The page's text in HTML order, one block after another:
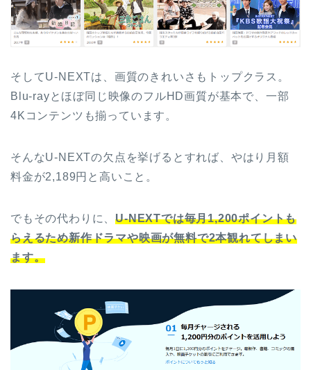
そしてU-NEXTは、画質のきれいさもトップクラス。
Blu-rayとほぼ同じ映像のフルHD画質が基本で、一部
4Kコンテンツも揃っています。
そんなU-NEXTの欠点を挙げるとすれば、やはり月額
料金が2,189円と高いこと。
でもその代わりに、U-NEXTでは毎月1,200ポイントも
らえるため新作ドラマや映画が無料で2本観れてしまい
ます。